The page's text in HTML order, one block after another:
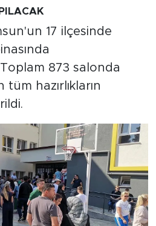
17 ilçesinde
873 salonda
tüm hazırlıkların